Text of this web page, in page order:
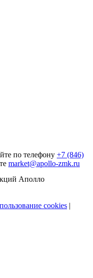
по телефону +7 (846)
market@apollo-zmk.ru
Аполло
cookies |